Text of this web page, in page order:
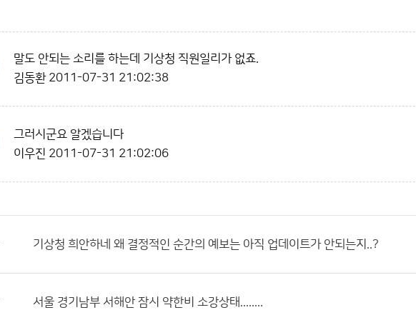
말도 안되는 소리를 하는데 기상청 직원일리가 없죠.
김동환 2011-07-31 21:02:38
그러시군요 알겠습니다
이우진 2011-07-31 21:02:06
기상청 희안하네 왜 결정적인 순간의 예보는 아직 업데이트가 안되는지..?
서울 경기남부 서해안 잠시 약한비 소강상태........